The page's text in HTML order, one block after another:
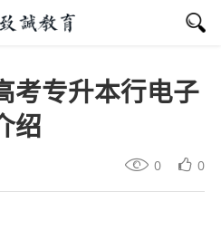
考专升本行电子
绍
0 0